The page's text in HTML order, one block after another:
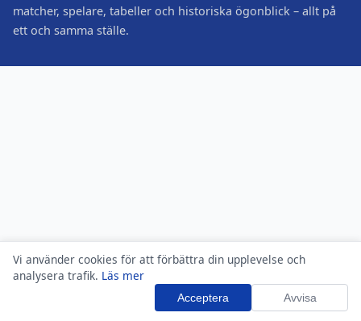
Vi använder cookies för att förbättra din upplevelse och
analysera trafik. Läs mer
Acceptera Avvisa
matcher, spelare, tabeller och historiska ögonblick – allt på
ett och samma ställe.